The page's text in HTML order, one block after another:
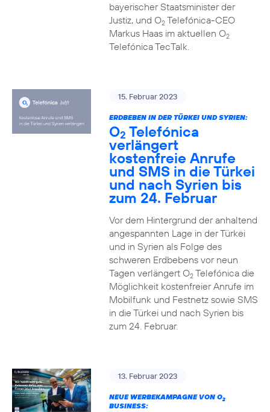
bayerischer Staatsminister der
Justiz, und O2Telefónica-CEO
Markus Haas im aktuellen O2
Telefónica TecTalk.
15. Februar 2023
ERDBEBEN IN DER TÜRKEI UND SYRIEN:
O2 Telefónica
verlängert
kostenfreie Anrufe
und SMS in die Türkei
und nach Syrien bis
zum 24. Februar
Vor dem Hintergrund der anhaltend
angespannten Lage in der Türkei
und in Syrien als Folge des
schweren Erdbebens vor neun
Tagen verlängert O2Telefónica die
Möglichkeit kostenfreier Anrufe im
Mobilfunk und Festnetz sowie SMS
in die Türkei und nach Syrien bis
zum 24. Februar.
13. Februar 2023
NEUE WERBEKAMPAGNE VON O2
BUSINESS: